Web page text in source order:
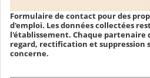
Formulaire de contact pour des
d'emploi. Les données collectées
l'établissement. Chaque partenaire
regard, rectification et suppression
concerne.